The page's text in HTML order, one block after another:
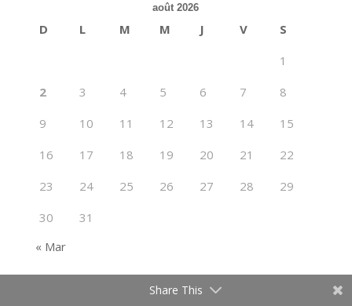
août 2026
D L M M J V
S
1
2
3 4 5 6 7
8
9
10 11 12 13 14
15
16
17 18 19 20 21
22
23
24 25 26 27 28
29
30
31
« Mar
Share This